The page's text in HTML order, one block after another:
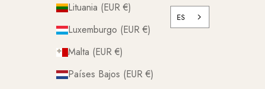
Lituania (EUR €)
Luxemburgo (EUR €)
Malta (EUR €)
Países Bajos (EUR €)
ES